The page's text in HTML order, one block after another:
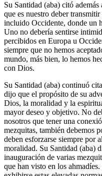
Su Santidad (aba) citó
que es nuestro deber
incluido Occidente, donde un
Uno no debería sentirse
percibidos en Europa u
siempre que no hemos
mundo, más bien, lo hemos
con Dios.
Su Santidad (aba) continuó
dijo que el propósito de su
Dios, la moralidad y la
mayor deseo y objetivo. No
nosotros que tener una
mezquitas, también debemos
deben esforzarse siempre por
moralidad. Su Santidad (aba)
inauguración de varias
que han visto en los